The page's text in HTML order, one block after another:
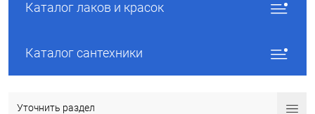
Каталог лаков и красок
Каталог сантехники
Уточнить раздел